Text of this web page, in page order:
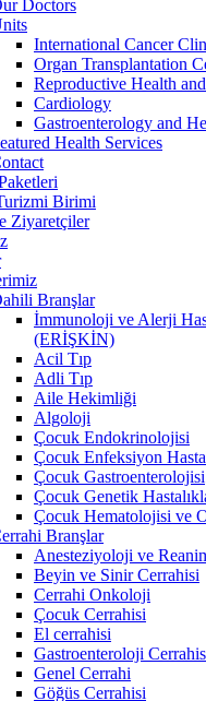
Doctors
International Cancer
Organ Transplantation
Reproductive Health
Cardiology
Gastroenterology and
Health Services
Birimi
Ziyaretçiler
Branşlar
İmmunoloji ve Alerji
(ERİŞKİN)
Acil Tıp
Adli Tıp
Aile Hekimliği
Algoloji
Çocuk Endokrinolojisi
Çocuk Enfeksiyon
Çocuk Gastroenterolojisi
Çocuk Genetik
Çocuk Hematolojisi ve
Branşlar
Anesteziyoloji ve
Beyin ve Sinir Cerrahisi
Cerrahi Onkoloji
Çocuk Cerrahisi
El cerrahisi
Gastroenteroloji
Genel Cerrahi
Göğüs Cerrahisi